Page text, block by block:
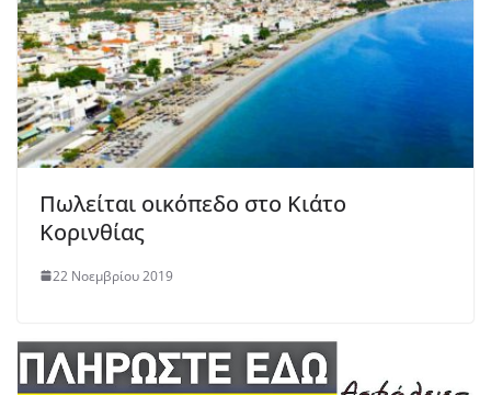
Πωλείται οικόπεδο στο Κιάτο
Κορινθίας
22 Νοεμβρίου 2019